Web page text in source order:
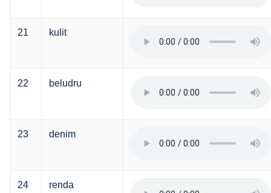
21 kulit
22 beludru
23 denim
24 renda